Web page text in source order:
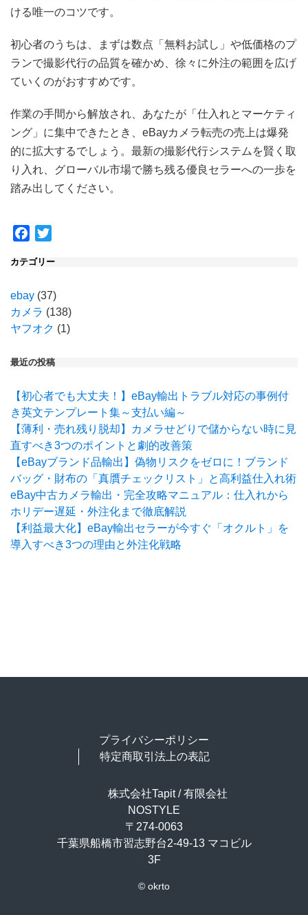
ける唯一のコツです。
初心者のうちは、まずは数点「無料お試し」や低価格のプ
ランで撮影代行の品質を確かめ、徐々に外注の範囲を広げ
ていくのがおすすめです。
作業の手間から解放され、あなたが「仕入れとマーケティ
ング」に集中できたとき、eBayカメラ転売の売上は爆発
的に拡大するでしょう。最新の撮影代行システムを賢く取
り入れ、グローバル市場で勝ち残る優良セラーへの一歩を
踏み出してください。
Facebook
カテゴリー
ebay (37)
カメラ (138)
ヤフオク (1)
最近の投稿
【初心者でも大丈夫！】eBay輸出トラブル対応の事例付
き英文テンプレート集～支払い編～
【薄利・売れ残り脱却】カメラせどりで儲からない時に見
直すべき3つのポイントと劇的改善策
【eBayブランド品輸出】偽物リスクをゼロに！ブランド
バッグ・財布の「真贋チェックリスト」と高利益仕入れ術
eBay中古カメラ輸出・完全攻略マニュアル：仕入れから
ホリデー遅延・外注化まで徹底解説
【利益最大化】eBay輸出セラーが今すぐ「オクルト」を
導入すべき3つの理由と外注化戦略
プライバシーポリシー
特定商取引法上の表記
株式会社Tapit / 有限会社
NOSTYLE
〒274-0063
千葉県船橋市習志野台2-49-13 マコビル
3F
© okrto